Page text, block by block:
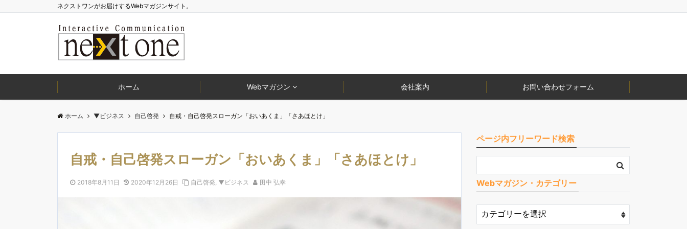
ネクストワンがお届けするWebマガジンサイト。
ホーム Webマガジン 会社案内 お問い合わせフォーム
ホーム ▼ビジネス 自己啓発 自戒・自己啓発スローガン「おいあくま」「さあほとけ」
自戒・自己啓発スローガン「おいあくま」「さあほとけ」
2018年8月11日 2020年12月26日 自己啓発, ▼ビジネス 田中 弘幸
ページ内フリーワード検索
Webマガジン・カテゴリー